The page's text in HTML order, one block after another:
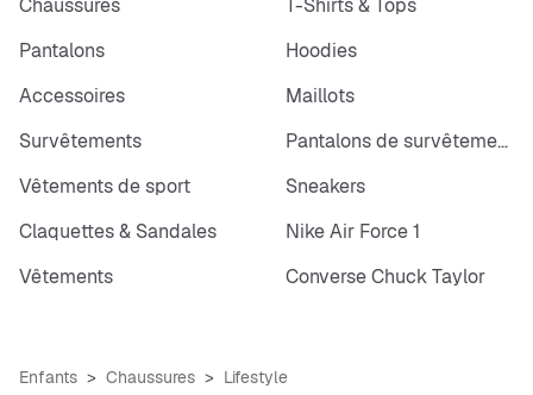
Chaussures
T-Shirts & Tops
Pantalons
Hoodies
Accessoires
Maillots
Survêtements
Pantalons de survêtements
Vêtements de sport
Sneakers
Claquettes & Sandales
Nike Air Force 1
Vêtements
Converse Chuck Taylor
Enfants Chaussures Lifestyle